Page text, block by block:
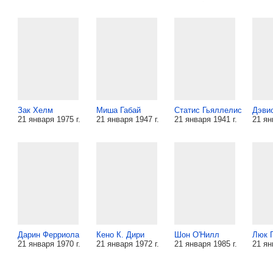
Зак Хелм
21 января 1975 г.
Миша Габай
21 января 1947 г.
Статис Гьяллелис
21 января 1941 г.
21
Дарин Ферриола
21 января 1970 г.
Кено К. Дири
21 января 1972 г.
Шон О'Нилл
21 января 1985 г.
Люк
21